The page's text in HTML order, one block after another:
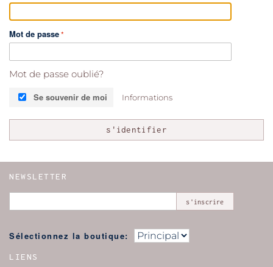
Mot de passe
Mot de passe oublié?
Se souvenir de moi
Informations
s'identifier
NEWSLETTER
s'inscrire
Sélectionnez la boutique:
LIENS